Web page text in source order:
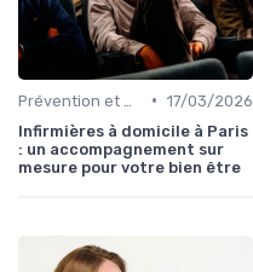
• 17/03/2026
Infirmières à domicile à Paris
: un accompagnement sur
mesure pour votre bien être